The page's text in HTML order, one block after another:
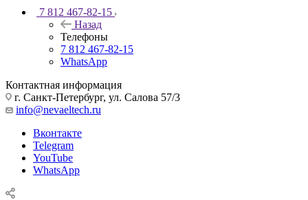
7 812 467-82-15
Назад
Телефоны
7 812 467-82-15
WhatsApp
Контактная информация
г. Санкт-Петербург, ул. Салова 57/3
info@nevaeltech.ru
Вконтакте
Telegram
YouTube
WhatsApp